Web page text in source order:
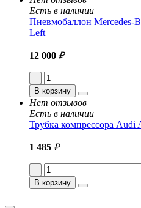
Есть в наличии
Пневмобаллон Mercedes-
Left
12 000 ₽
В корзину
Нет отзывов
Есть в наличии
Трубка компрессора Audi
1 485 ₽
В корзину